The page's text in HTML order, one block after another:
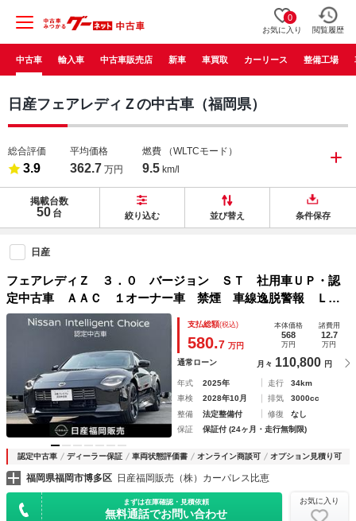
0
お気に入り 閲覧履歴
中古車 輸入車 中古車販売店 新車 車買取 カーリース 整備工場
日産フェアレディＺの中古車（福岡県）
総合評価
3.9
平均価格
362.7 万円
燃費 （WLTCモード）
9.5 km/l
掲載台数
50 台 絞り込む 並び替え 条件保存
日産
フェアレディＺ ３．０ バージョン ＳＴ 社用車ＵＰ・認
定中古車 ＡＡＣ １オーナー車 禁煙 車線逸脱警報 ＬＥ
Ｄライト 試乗車 セキュリティ Ｓヒーター ナビＴＶ ク
ルーズコントロール ＥＴＣ スマートキー パワーウィンド
ウ アルミホイール
支払総額(税込)
580.7 万円
本体価格
568
万円
諸費用
12.7
万円
通常ローン 月々 110,800 円
年式 2025年 走行
34km
車検
2028年10月 排気
3000cc
整備
法定整備付 修復
なし
保証
保証付 (24ヶ月・走行無制限)
認定中古車 ディーラー保証 車両状態評価書 オンライン商談可 オプション見積り可
福岡県福岡市博多区 日産福岡販売（株）カーパレス比恵
まずは在庫確認・見積依頼
無料通話でお問い合わせ
お気に入り